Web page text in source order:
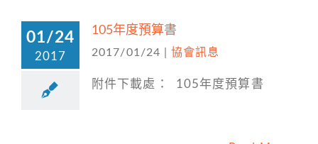
01/24
2017
105年度預算書
2017/01/24 協會訊息
附件下載處： 105年度預算書